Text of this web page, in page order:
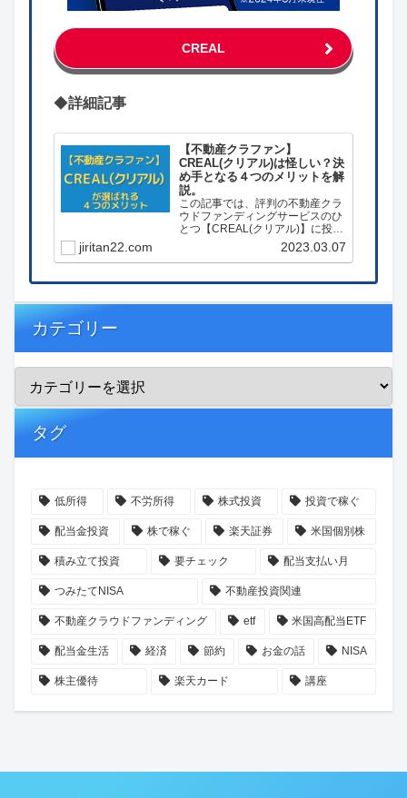
CREAL
◆詳細記事
【不動産クラファン】
CREAL(クリアル)は怪しい？決
め手となる４つのメリットを解
説。
この記事では、評判の不動産クラ
ウドファンディングサービスのひ
とつ【CREAL(クリアル)】に投資
する決め手となった４つのメリッ
トを解説しています。
jiritan22.com 2023.03.07
カテゴリー
タグ
低所得 不労所得 株式投資 投資で稼ぐ
配当金投資 株で稼ぐ 楽天証券 米国個別株
積み立て投資 要チェック 配当支払い月
つみたてNISA 不動産投資関連
不動産クラウドファンディング etf 米国高配当ETF
配当金生活 経済 節約 お金の話 NISA
株主優待 楽天カード 講座